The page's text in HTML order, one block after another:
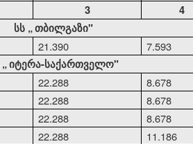
3 4
სს „თბილგაზი"
21.390 7.593
„იტერა-საქართველო"
22.288 8.678
22.288 8.678
22.288 8.678
22.288 11.186